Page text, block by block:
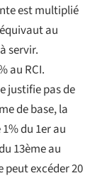
est multiplié
au
servir.
au RCI.
justifie pas de
de base, la
du 1er au
13ème au
excéder 20